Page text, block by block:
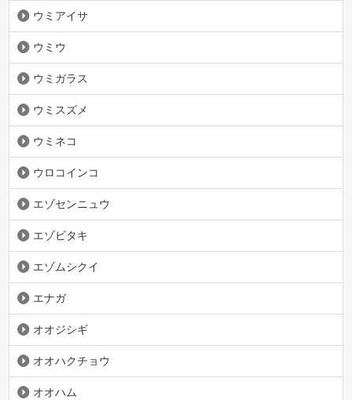
ウミアイサ
ウミウ
ウミガラス
ウミスズメ
ウミネコ
ウロコインコ
エゾセンニュウ
エゾビタキ
エゾムシクイ
エナガ
オオジシギ
オオハクチョウ
オオハム